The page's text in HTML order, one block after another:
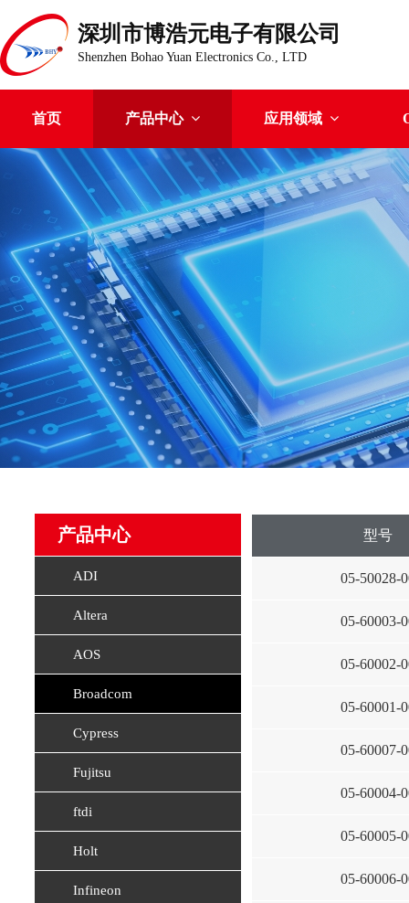
深圳市博浩元电子有限公司
Shenzhen Bohao Yuan Electronics Co., LTD
首页 产品中心 应用领域
产品中心
ADI
Altera
AOS
Broadcom
Cypress
Fujitsu
ftdi
Holt
Infineon
型号
05-50028-
05-60003-
05-60002-
05-60001-
05-60007-
05-60004-
05-60005-
05-60006-